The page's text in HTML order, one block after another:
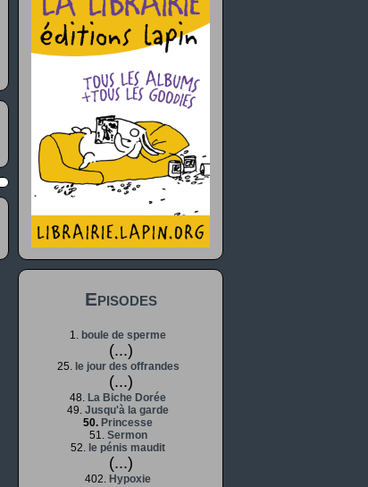
Episodes
1. boule de sperme
(...)
25. le jour des offrandes
(...)
48. La Biche Dorée
49. Jusqu'à la garde
50. Princesse
51. Sermon
52. le pénis maudit
(...)
402. Hypoxie